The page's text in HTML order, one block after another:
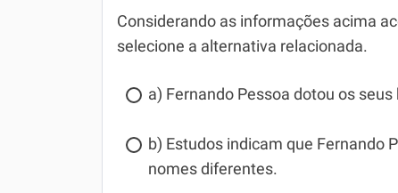
Considerando as informações acima
selecione a alternativa relacionada.
a) Fernando Pessoa dotou os
b) Estudos indicam que Fernando
nomes diferentes.